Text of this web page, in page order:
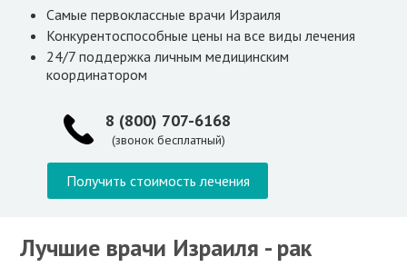
Самые первоклассные врачи Израиля
Конкурентоспособные цены на все виды лечения
24/7 поддержка личным медицинским
координатором
8 (800) 707-6168
(звонок бесплатный)
Получить стоимость лечения
Лучшие врачи Израиля - рак